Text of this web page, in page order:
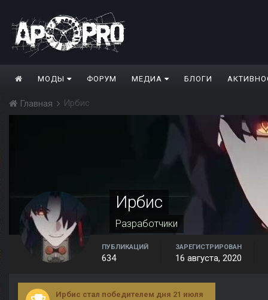
МОДЫ ФОРУМ МЕДИА БЛОГИ
Главная Ирбис
Ирбис
Разработчики
ПУБЛИКАЦИЙ
634
ЗАРЕГИСТРИРОВАН
16 августа, 2020
Ирбис стал победителем дня 21 июля